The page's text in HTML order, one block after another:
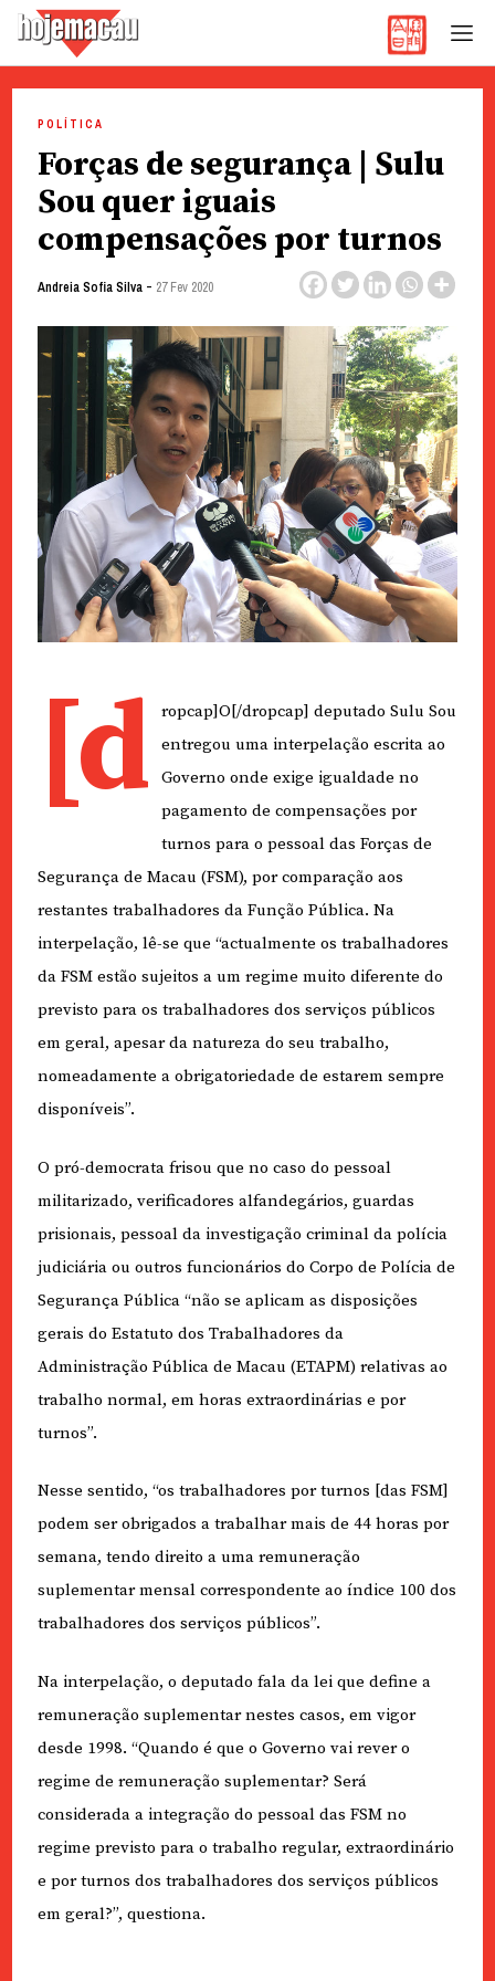
content
POLÍTICA
Forças de segurança | Sulu
Sou quer iguais
compensações por turnos
Andreia Sofia Silva- 27 Fev 2020
[d
ropcap]O[/dropcap] deputado Sulu Sou
entregou uma interpelação escrita ao
Governo onde exige igualdade no
pagamento de compensações por
turnos para o pessoal das Forças de
Segurança de Macau (FSM), por comparação aos
restantes trabalhadores da Função Pública. Na
interpelação, lê-se que “actualmente os trabalhadores
da FSM estão sujeitos a um regime muito diferente do
previsto para os trabalhadores dos serviços públicos
em geral, apesar da natureza do seu trabalho,
nomeadamente a obrigatoriedade de estarem sempre
disponíveis”.
O pró-democrata frisou que no caso do pessoal
militarizado, verificadores alfandegários, guardas
prisionais, pessoal da investigação criminal da polícia
judiciária ou outros funcionários do Corpo de Polícia de
Segurança Pública “não se aplicam as disposições
gerais do Estatuto dos Trabalhadores da
Administração Pública de Macau (ETAPM) relativas ao
trabalho normal, em horas extraordinárias e por
turnos”.
Nesse sentido, “os trabalhadores por turnos [das FSM]
podem ser obrigados a trabalhar mais de 44 horas por
semana, tendo direito a uma remuneração
suplementar mensal correspondente ao índice 100 dos
trabalhadores dos serviços públicos”.
Na interpelação, o deputado fala da lei que define a
remuneração suplementar nestes casos, em vigor
desde 1998. “Quando é que o Governo vai rever o
regime de remuneração suplementar? Será
considerada a integração do pessoal das FSM no
regime previsto para o trabalho regular, extraordinário
e por turnos dos trabalhadores dos serviços públicos
em geral?”, questiona.